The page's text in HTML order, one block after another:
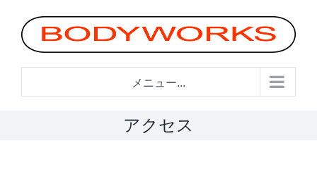
content
メニュー...
アクセス